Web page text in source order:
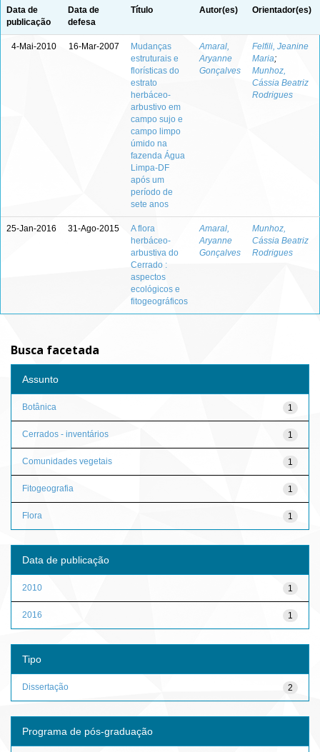
Data de
publicação
Data de
defesa
Título Autor(es) Orientador(es)
4-Mai-2010 16-Mar-2007
Mudanças
estruturais e
florísticas do
estrato
herbáceo-
arbustivo em
campo sujo e
campo limpo
úmido na
fazenda Água
Limpa-DF
após um
período de
sete anos
Amaral,
Aryanne
Gonçalves
Felfili, Jeanine
Maria;
Munhoz,
Cássia Beatriz
Rodrigues
25-Jan-2016 31-Ago-2015
A flora
herbáceo-
arbustiva do
Cerrado :
aspectos
ecológicos e
fitogeográficos
Amaral,
Aryanne
Gonçalves
Munhoz,
Cássia Beatriz
Rodrigues
Busca facetada
Assunto
1
Botânica
1
Cerrados - inventários
1
Comunidades vegetais
1
Fitogeografia
1
Flora
Data de publicação
1
2010
1
2016
Tipo
2
Dissertação
Programa de pós-graduação